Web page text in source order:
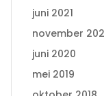
juni 2021
november
juni 2020
mei 2019